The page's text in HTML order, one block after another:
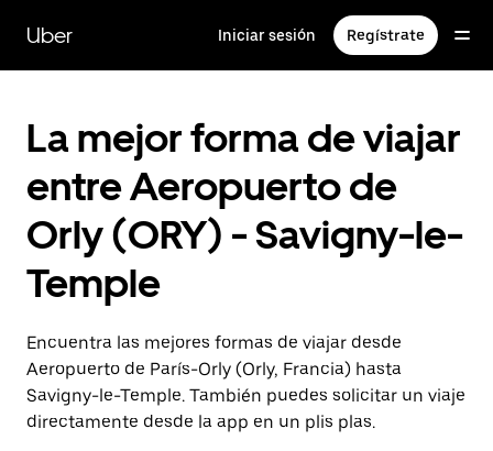
contenido
principal
Uber Iniciar sesión Regístrate
La mejor forma de viajar
entre Aeropuerto de
Orly (ORY) - Savigny-le-
Temple
Encuentra las mejores formas de viajar desde
Aeropuerto de París-Orly (Orly, Francia) hasta
Savigny-le-Temple. También puedes solicitar un viaje
directamente desde la app en un plis plas.